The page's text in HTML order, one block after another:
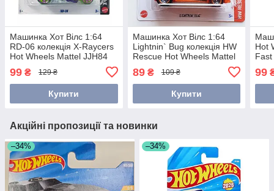
Машинка Хот Вілс 1:64
RD-06 колекція X-Raycers
Hot Wheels Mattel JJH84
99 ₴ 129 ₴
Купити
Машинка Хот Вілс 1:64
Lightnin` Bug колекція HW
Rescue Hot Wheels Mattel
89₴ 109 ₴
Купити
Hot
99
Акційні пропозиції та новинки
–34% –34%